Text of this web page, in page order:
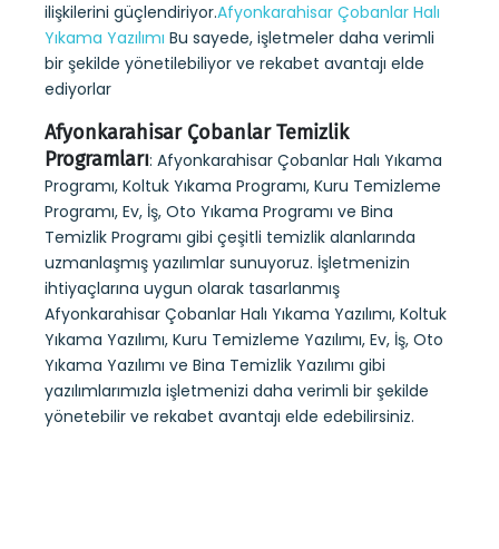
ilişkilerini güçlendiriyor.Afyonkarahisar Çobanlar Halı
Yıkama Yazılımı Bu sayede, işletmeler daha verimli
bir şekilde yönetilebiliyor ve rekabet avantajı elde
ediyorlar
Afyonkarahisar Çobanlar Temizlik
Programları: Afyonkarahisar Çobanlar Halı Yıkama
Programı, Koltuk Yıkama Programı, Kuru Temizleme
Programı, Ev, İş, Oto Yıkama Programı ve Bina
Temizlik Programı gibi çeşitli temizlik alanlarında
uzmanlaşmış yazılımlar sunuyoruz. İşletmenizin
ihtiyaçlarına uygun olarak tasarlanmış
Afyonkarahisar Çobanlar Halı Yıkama Yazılımı, Koltuk
Yıkama Yazılımı, Kuru Temizleme Yazılımı, Ev, İş, Oto
Yıkama Yazılımı ve Bina Temizlik Yazılımı gibi
yazılımlarımızla işletmenizi daha verimli bir şekilde
yönetebilir ve rekabet avantajı elde edebilirsiniz.